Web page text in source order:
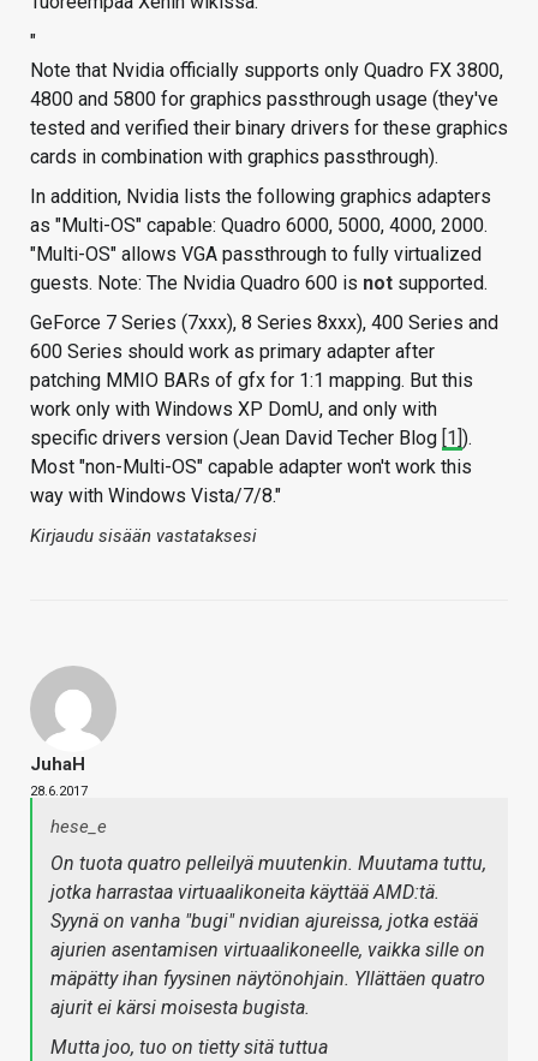
"
Note that Nvidia officially supports only Quadro FX 3800,
4800 and 5800 for graphics passthrough usage (they've
tested and verified their binary drivers for these graphics
cards in combination with graphics passthrough).
In addition, Nvidia lists the following graphics adapters
as "Multi-OS" capable: Quadro 6000, 5000, 4000, 2000.
"Multi-OS" allows VGA passthrough to fully virtualized
guests. Note: The Nvidia Quadro 600 is not supported.
GeForce 7 Series (7xxx), 8 Series 8xxx), 400 Series and
600 Series should work as primary adapter after
patching MMIO BARs of gfx for 1:1 mapping. But this
work only with Windows XP DomU, and only with
specific drivers version (Jean David Techer Blog [1]).
Most "non-Multi-OS" capable adapter won't work this
way with Windows Vista/7/8."
Kirjaudu sisään vastataksesi
JuhaH
28.6.2017
hese_e
On tuota quatro pelleilyä muutenkin. Muutama tuttu,
jotka harrastaa virtuaalikoneita käyttää AMD:tä.
Syynä on vanha "bugi" nvidian ajureissa, jotka estää
ajurien asentamisen virtuaalikoneelle, vaikka sille on
mäpätty ihan fyysinen näytönohjain. Yllättäen quatro
ajurit ei kärsi moisesta bugista.
Mutta joo, tuo on tietty sitä tuttua